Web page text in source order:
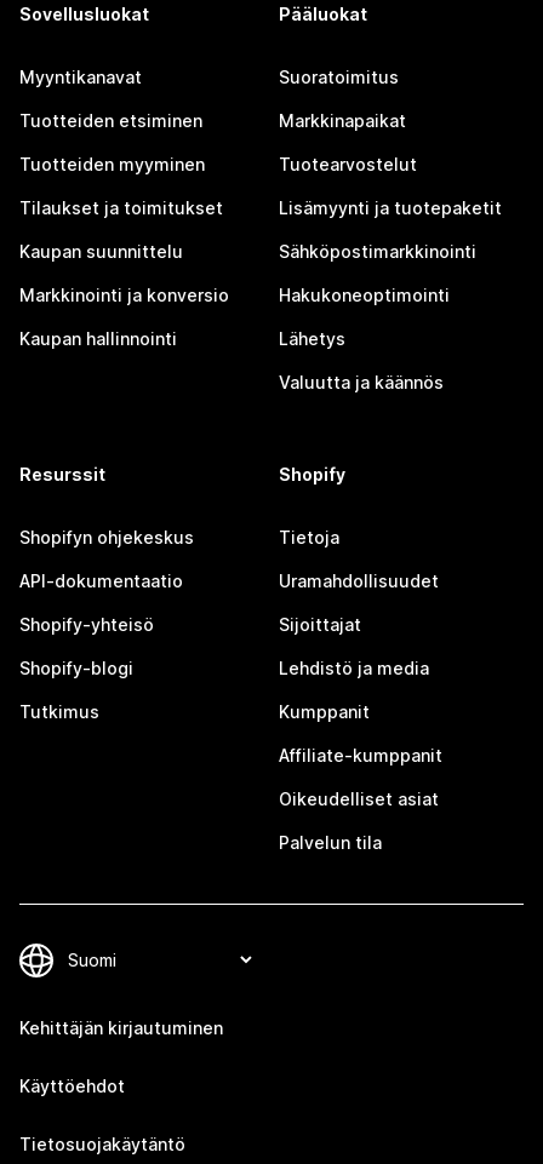
Sovellusluokat
Myyntikanavat
Tuotteiden etsiminen
Tuotteiden myyminen
Tilaukset ja toimitukset
Kaupan suunnittelu
Markkinointi ja konversio
Kaupan hallinnointi
Pääluokat
Suoratoimitus
Markkinapaikat
Tuotearvostelut
Lisämyynti ja tuotepaketit
Sähköpostimarkkinointi
Hakukoneoptimointi
Lähetys
Valuutta ja käännös
Resurssit
Shopifyn ohjekeskus
API-dokumentaatio
Shopify-yhteisö
Shopify-blogi
Tutkimus
Shopify
Tietoja
Uramahdollisuudet
Sijoittajat
Lehdistö ja media
Kumppanit
Affiliate-kumppanit
Oikeudelliset asiat
Palvelun tila
Kehittäjän kirjautuminen
Käyttöehdot
Tietosuojakäytäntö